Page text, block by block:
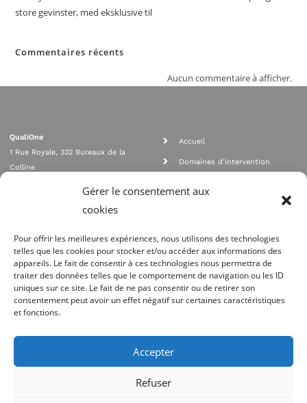
Gérer le consentement aux
cookies
Pour offrir les meilleures expériences, nous utilisons des technologies
telles que les cookies pour stocker et/ou accéder aux informations des
appareils. Le fait de consentir à ces technologies nous permettra de
traiter des données telles que le comportement de navigation ou les ID
uniques sur ce site. Le fait de ne pas consentir ou de retirer son
consentement peut avoir un effet négatif sur certaines caractéristiques
et fonctions.
Accepter
Refuser
store gevinster, med eksklusive til
Commentaires récents
Aucun commentaire à afficher.
QualiOne
1 Rue Royale, 332 Bureaux de la
Colline
contact@qualione.com
Accueil
Domaines d'intervention
Agrément Orias n°08 040 890, conformité PCI_DSS, respect directives ACP